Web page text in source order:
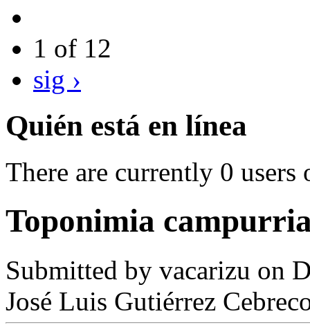
1 of 12
sig ›
Quién está en línea
There are currently 0 users
Toponimia
Submitted by vacarizu on
José Luis Gutiérrez